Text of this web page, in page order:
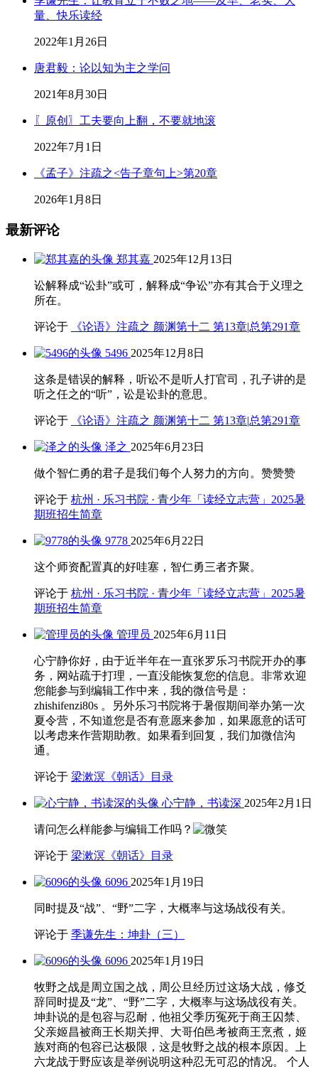
量、快乐读经
2022年1月26日
唐君毅：论以知为主之学问
2021年8月30日
〖原创〗工夫要向上翻，不要就地滚
2022年7月1日
《孟子》注疏之<告子章句上>第20章
2026年1月8日
最新评论
郑其嘉 2025年12月13日
讼解释成“讼卦”或可，解释成“争讼”亦有其合于义理之
所在。
评论于 《论语》注疏之 颜渊第十二 第13章|总第291章
5496 2025年12月8日
这条是错误的解释，听讼不是听人打官司，孔子讲的是
听之任之的“听”，讼是讼卦的意思。
评论于 《论语》注疏之 颜渊第十二 第13章|总第291章
泽之 2025年6月23日
做个智仁勇的君子是我们每个人努力的方向。赞赞赞
评论于 杭州 · 乐习书院 · 青少年「读经立志营」2025暑
期班招生简章
9778 2025年6月22日
这个师资配置真的好哇塞，智仁勇三者齐聚。
评论于 杭州 · 乐习书院 · 青少年「读经立志营」2025暑
期班招生简章
管理员 2025年6月11日
心宁静你好，由于近半年在一直张罗乐习书院开办的事
务，网站疏于打理，一直没能恢复您的信息。非常欢迎
您能参与到编辑工作中来，我的微信号是：
zhishifenzi80s 。另外乐习书院将于暑假期间举办第一次
夏令营，不知道您是否有意愿来参加，如果愿意的话可
以考虑来作营期助教。如果看到回复，我们加微信沟
通。
评论于 梁漱溟《朝话》目录
心宁静，书读深 2025年2月1日
请问怎么样能参与编辑工作吗？
评论于 梁漱溟《朝话》目录
6096 2025年1月19日
同时提及“战”、“野”二字，大概率与这场战役有关。
评论于 季谦先生：坤卦（三）
6096 2025年1月19日
牧野之战是周立国之战，周公旦经历过这场大战，修爻
辞同时提及“龙”、“野”二字，大概率与这场战役有关。
坤卦说的是包容与忍耐，他祖父季历冤死于商王囚禁、
父亲姬昌被商王长期关押、大哥伯邑考被商王烹煮，姬
族对商的包容已达极限，这是牧野之战的根本原因。上
六龙战于野应该是举例说明这种忍无可忍的情况。 个人